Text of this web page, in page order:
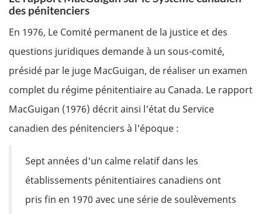
des pénitenciers
En 1976, Le Comité permanent de la justice et des
questions juridiques demande à un sous-comité,
présidé par le juge MacGuigan, de réaliser un examen
complet du régime pénitentiaire au Canada. Le rapport
MacGuigan (1976) décrit ainsi l'état du Service
canadien des pénitenciers à l'époque :
Sept années d'un calme relatif dans les
établissements pénitentiaires canadiens ont
pris fin en 1970 avec une série de soulèvements